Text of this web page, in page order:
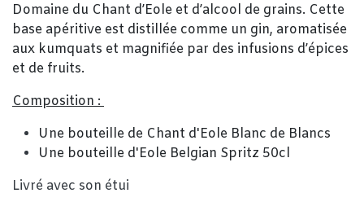
Domaine du Chant d’Eole et d’alcool de grains. Cette
base apéritive est distillée comme un gin, aromatisée
aux kumquats et magnifiée par des infusions d’épices
et de fruits.
Composition :
Une bouteille de Chant d'Eole Blanc de Blancs
Une bouteille d'Eole Belgian Spritz 50cl
Livré avec son étui